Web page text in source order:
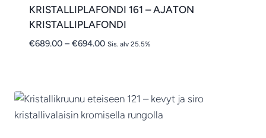
KRISTALLIPLAFONDI 161 – AJATON
KRISTALLIPLAFONDI
€689.00 – €694.00Hintaluokka:
Sis. alv 25.5%